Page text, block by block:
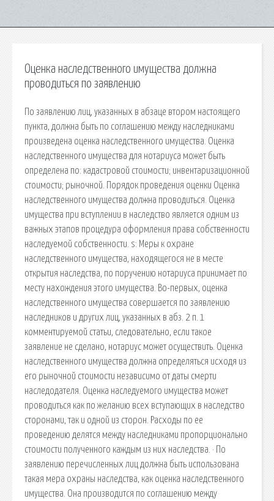
Оценка наследственного имущества должна
проводиться по заявлению
По заявлению лиц, указанных в абзаце втором настоящего
пункта, должна быть по соглашению между наследниками
произведена оценка наследственного имущества. Оценка
наследственного имущества для нотариуса может быть
определена по: кадастровой стоимости; инвентаризационной
стоимости; рыночной. Порядок проведения оценки Оценка
наследственного имущества должна проводиться. Оценка
имущества при вступлении в наследство является одним из
важных этапов процедура оформления права собственности
наследуемой собственности. s: Меры к охране
наследственного имущества, находящегося не в месте
открытия наследства, по поручению нотариуса принимает по
месту нахождения этого имущества. Во-первых, оценка
наследственного имущества совершается по заявлению
наследников и других лиц, указанных в абз. 2 п. 1
комментируемой статьи, следовательно, если такое
заявление не сделано, нотариус может осуществить. Оценка
наследственного имущества должна определяться исходя из
его рыночной стоимости независимо от даты смерти
наследодателя. Оценка наследуемого имущества может
проводиться как по желанию всех вступающих в наследство
сторонами, так и одной из сторон. Расходы по ее
проведению делятся между наследниками пропорционально
стоимости полученного каждым из них наследства. · По
заявлению перечисленных лиц должна быть использована
такая мера охраны наследства, как оценка наследственного
имущества. Она производится по соглашению между